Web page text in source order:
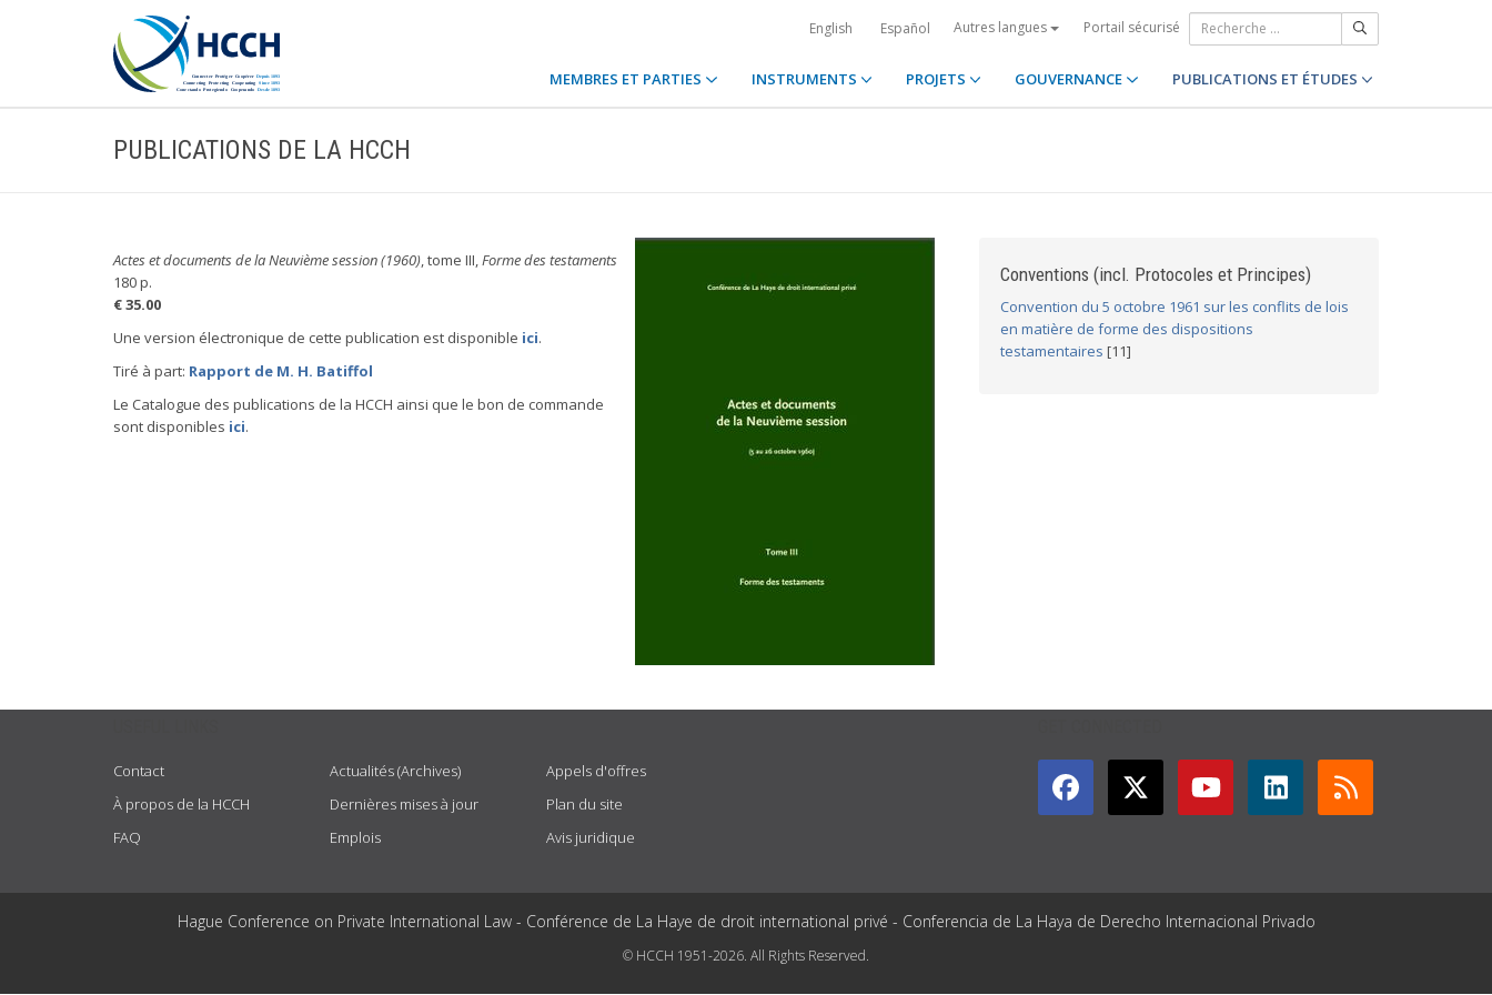
English Español Autres langues Portail sécurisé
MEMBRES ET PARTIES INSTRUMENTS PROJETS GOUVERNANCE PUBLICATIONS ET ÉTUDES
PUBLICATIONS DE LA HCCH
Actes et documents de la Neuvième session (1960), tome III,Forme des testaments
180 p.
€ 35.00
Une version électronique de cette publication est disponible ici.
Tiré à part: Rapport de M. H. Batiffol
Le Catalogue des publications de la HCCH ainsi que le bon de commande
sont disponibles ici.
Conventions (incl. Protocoles et Principes)
Convention du 5 octobre 1961 sur les conflits de lois
en matière de forme des dispositions
testamentaires [11]
Contact
À propos de la HCCH
FAQ
Actualités (Archives)
Dernières mises à jour
Emplois
Appels d'offres
Plan du site
Avis juridique
Hague Conference on Private International Law - Conférence de La Haye de droit international privé - Conferencia de La Haya de Derecho Internacional Privado
© HCCH 1951-2026. All Rights Reserved.